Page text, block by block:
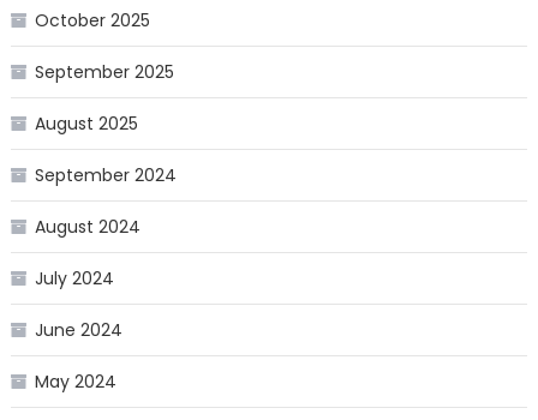
October 2025
September 2025
August 2025
September 2024
August 2024
July 2024
June 2024
May 2024